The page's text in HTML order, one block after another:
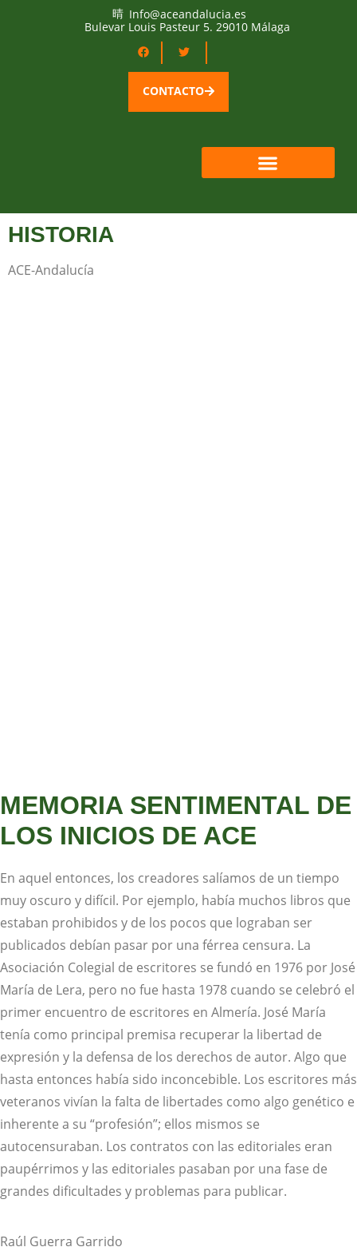
Info@aceandalucia.es
Bulevar Louis Pasteur 5. 29010 Málaga
CONTACTO
HISTORIA
ACE-Andalucía
MEMORIA SENTIMENTAL DE
LOS INICIOS DE ACE
En aquel entonces, los creadores salíamos de un tiempo
muy oscuro y difícil. Por ejemplo, había muchos libros que
estaban prohibidos y de los pocos que lograban ser
publicados debían pasar por una férrea censura. La
Asociación Colegial de escritores se fundó en 1976 por José
María de Lera, pero no fue hasta 1978 cuando se celebró el
primer encuentro de escritores en Almería. José María
tenía como principal premisa recuperar la libertad de
expresión y la defensa de los derechos de autor. Algo que
hasta entonces había sido inconcebible. Los escritores más
veteranos vivían la falta de libertades como algo genético e
inherente a su “profesión”; ellos mismos se
autocensuraban. Los contratos con las editoriales eran
paupérrimos y las editoriales pasaban por una fase de
grandes dificultades y problemas para publicar.
Raúl Guerra Garrido